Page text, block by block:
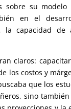
sobre su
en el
capacidad
claros:
los costos y
que los
sino